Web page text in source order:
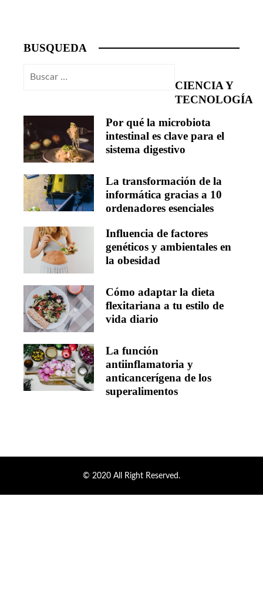
BUSQUEDA
Buscar:
CIENCIA Y
TECNOLOGÍA
Por qué la microbiota
intestinal es clave para el
sistema digestivo
La transformación de la
informática gracias a 10
ordenadores esenciales
Influencia de factores
genéticos y ambientales en
la obesidad
Cómo adaptar la dieta
flexitariana a tu estilo de
vida diario
La función
antiinflamatoria y
anticancerígena de los
superalimentos
© 2020 All Right Reserved.